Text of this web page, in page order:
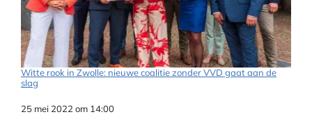
Witte rook in Zwolle: nieuwe coalitie zonder VVD gaat aan de
slag
Datum
25 mei 2022 om 14:00